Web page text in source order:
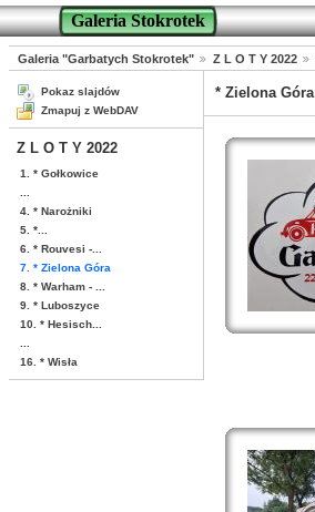
Galeria Stokrotek
Galeria "Garbatych Stokrotek" Z L O T Y 2022
Pokaz slajdów
Zmapuj z WebDAV
Z L O T Y 2022
1. * Gołkowice
4. * Narożniki
5. *...
6. * Rouvesi -...
7. * Zielona Góra
8. * Warham - ...
9. * Luboszyce
10. * Hesisch...
16. * Wisła
* Zielona Góra